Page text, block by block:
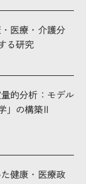
医療・介護分
る研究
的分析：モデル
」の構築II
健康・医療政